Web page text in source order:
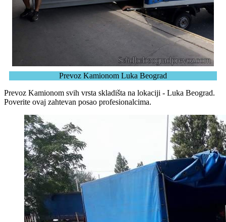
Prevoz Kamionom Luka Beograd
Prevoz Kamionom svih vrsta skladišta na lokaciji - Luka Beograd.
Poverite ovaj zahtevan posao profesionalcima.